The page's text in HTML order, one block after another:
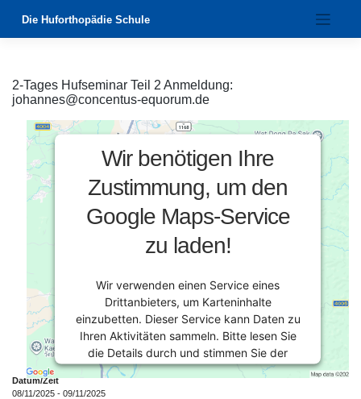
Die Huforthopädie Schule
2-Tages Hufseminar Teil 2 Anmeldung:
johannes@concentus-equorum.de
Wir benötigen Ihre
Zustimmung, um den
Google Maps-Service
zu laden!
Wir verwenden einen Service eines
Drittanbieters, um Karteninhalte
einzubetten. Dieser Service kann Daten zu
Ihren Aktivitäten sammeln. Bitte lesen Sie
die Details durch und stimmen Sie der
Nutzung des Service zu, um diese Karte
Datum/Zeit
08/11/2025 - 09/11/2025